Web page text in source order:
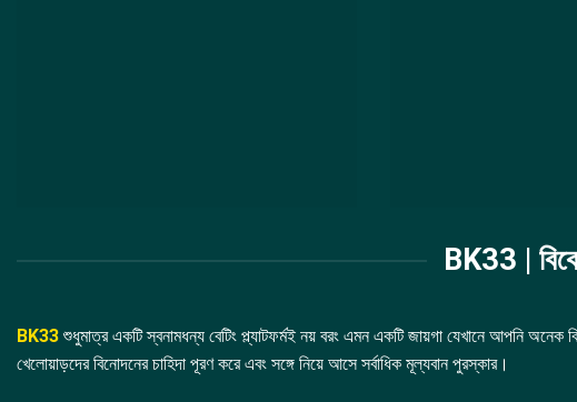
BK33 |
BK33শুধুমাত্র একটি স্বনামধন্য বেটিং প্ল্যাটফর্মই নয় বরং এমন একটি জায়গা যেখানে আপনি
খেলোয়াড়দের বিনোদনের চাহিদা পূরণ করে এবং সঙ্গে নিয়ে আসে সর্বাধিক মূল্যবান পুরস্কার।